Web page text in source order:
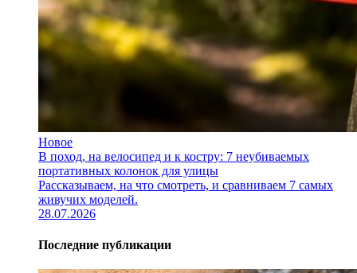
Новое
В поход, на велосипед и к костру: 7 неубиваемых
портативных колонок для улицы
Рассказываем, на что смотреть, и сравниваем 7 самых
живучих моделей.
28.07.2026
Последние публикации